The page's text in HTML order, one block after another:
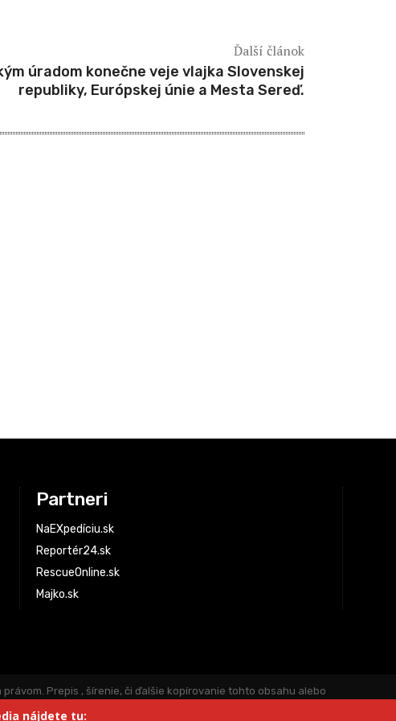
nájdete tu:
Ďalší článok
úradom konečne veje vlajka Slovenskej
republiky, Európskej únie a Mesta Sereď.
Partneri
NaEXpedíciu.sk
Reportér24.sk
RescueOnline.sk
Majko.sk
Prepis , šírenie, či ďalšie kopírovanie tohto obsahu alebo